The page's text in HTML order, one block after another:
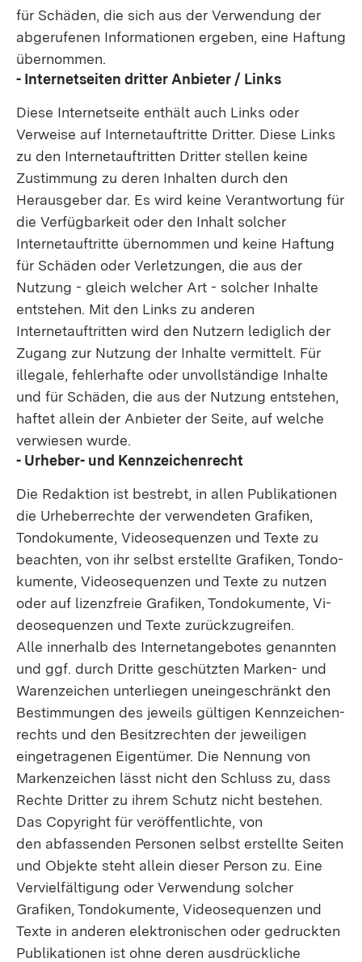
für Schäden, die sich aus der Verwendung der
abgerufenen Informationen ergeben, eine Haftung
übernommen.
- Internetseiten dritter Anbieter / Links
Diese Internetseite enthält auch Links oder
Verweise auf Internetauftritte Dritter. Diese Links
zu den Internetauftritten Dritter stellen keine
Zustimmung zu deren Inhalten durch den
Herausgeber dar. Es wird keine Verantwortung für
die Verfügbarkeit oder den Inhalt solcher
Internetauftritte übernommen und keine Haftung
für Schäden oder Verletzungen, die aus der
Nutzung - gleich welcher Art - solcher Inhalte
entstehen. Mit den Links zu anderen
Internetauftritten wird den Nutzern lediglich der
Zugang zur Nutzung der Inhalte vermittelt. Für
illegale, fehlerhafte oder unvollständige Inhalte
und für Schäden, die aus der Nutzung entstehen,
haftet allein der Anbieter der Seite, auf welche
verwiesen wurde.
- Urheber- und Kennzeichenrecht
Die Redaktion ist bestrebt, in allen Publikationen
die Urheberrechte der verwendeten Grafiken,
Tondokumente, Videosequenzen und Texte zu
beachten, von ihr selbst erstellte Grafiken, Tondo­
kumente, Videosequenzen und Texte zu nutzen
oder auf lizenzfreie Grafiken, Tondokumente, Vi­
deosequenzen und Texte zurückzugreifen.
Alle innerhalb des Internetangebotes genannten
und ggf. durch Dritte geschützten Marken- und
Warenzeichen unterliegen uneingeschränkt den
Bestimmungen des jeweils gültigen Kennzeichen­
rechts und den Besitzrechten der jeweiligen
eingetragenen Eigentümer. Die Nennung von
Marken­zeichen lässt nicht den Schluss zu, dass
Rechte Dritter zu ihrem Schutz nicht bestehen.
Das Copyright für veröffentlichte, von
den abfassenden Personen selbst erstellte Seiten
und Ob­jekte steht allein dieser Person zu. Eine
Vervielfältigung oder Verwendung solcher
Grafiken, Ton­dokumente, Videosequenzen und
Texte in anderen elektronischen oder gedruckten
Publikationen ist ohne deren ausdrückliche